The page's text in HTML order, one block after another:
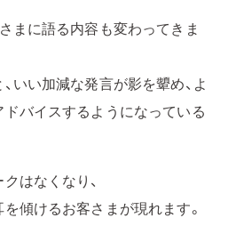
まに語る内容も変わってきま
いい加減な発言が影を顰め、よ
バイスするようになっている
はなくなり、
傾けるお客さまが現れます。